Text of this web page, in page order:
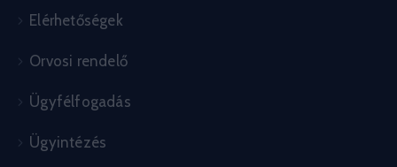
Elérhetőségek
Orvosi rendelő
Ügyfélfogadás
Ügyintézés